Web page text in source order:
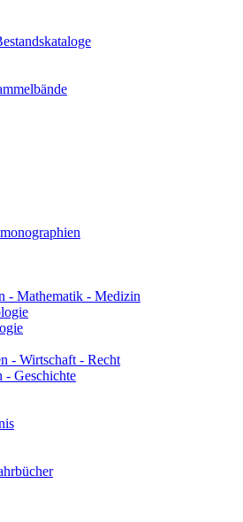
- Mathematik - Medizin
- Wirtschaft - Recht
- Geschichte